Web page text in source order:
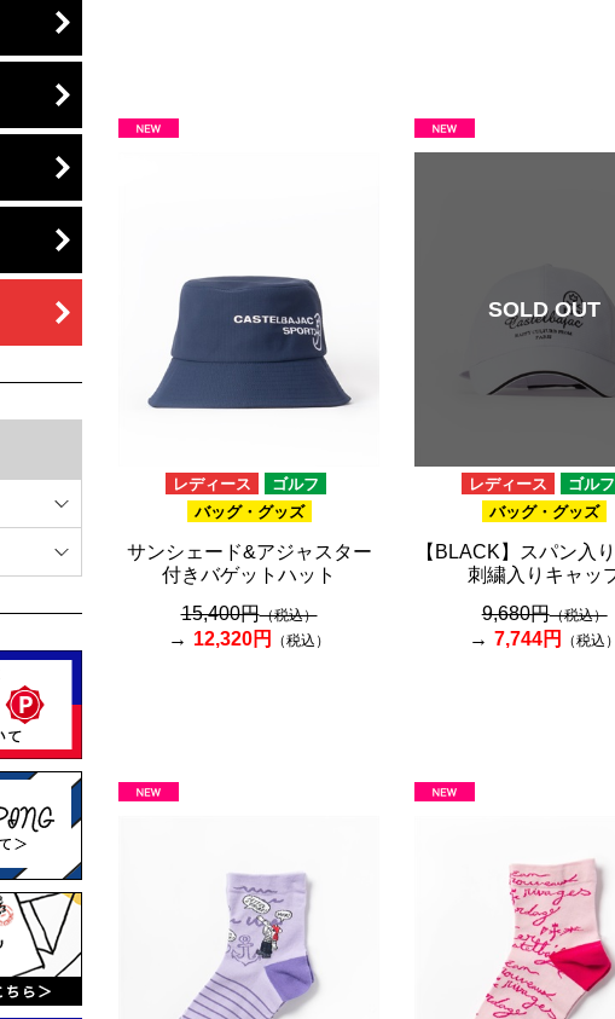
レディース
ゴルフ
バッグ・グッズ
サンシェード&アジャスター
付きバゲットハット
15,400円（税込）
12,320円 （税込）
SOLD OUT
レディース
ゴルフ
バッグ・グッズ
【BLACK】スパン入
刺繍入りキャッ
9,680円（税込）
7,744円 （税込）